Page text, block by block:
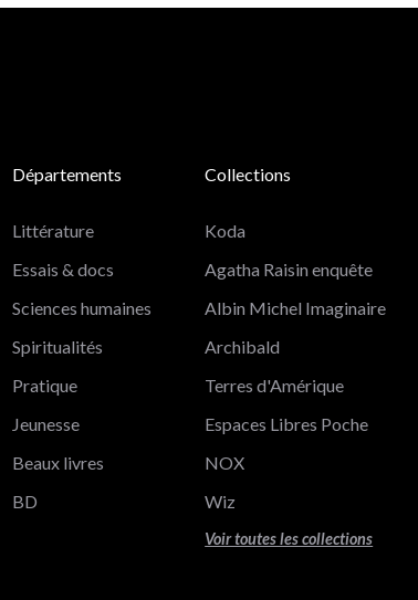
Départements
Littérature
Essais & docs
Sciences humaines
Spiritualités
Pratique
Jeunesse
Beaux livres
BD
Collections
Koda
Agatha Raisin enquête
Albin Michel Imaginaire
Archibald
Terres d'Amérique
Espaces Libres Poche
NOX
Wiz
Voir toutes les collections